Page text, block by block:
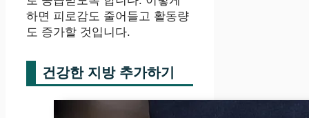
하면 피로감도 줄어들고 활동량
도 증가할 것입니다.
건강한 지방 추가하기